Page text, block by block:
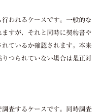
われるケースです。一般的な
すが、それと同時に契約書や
ているか確認されます。本来
つられていない場合は是正対
査するケースです。同時調査